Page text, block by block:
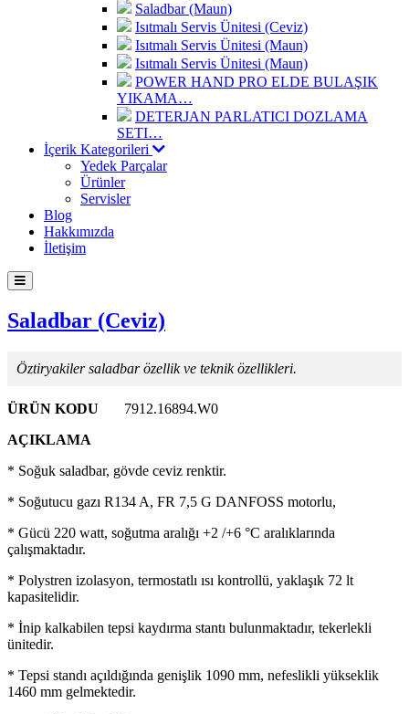
Saladbar (Maun)
Isıtmalı Servis Ünitesi (Ceviz)
Isıtmalı Servis Ünitesi (Maun)
Isıtmalı Servis Ünitesi (Maun)
POWER HAND PRO ELDE BULAŞIK
YIKAMA…
DETERJAN PARLATICI DOZLAMA
SETI…
İçerik Kategorileri
Yedek Parçalar
Ürünler
Servisler
Blog
Hakkımızda
İletişim
Saladbar (Ceviz)
Öztiryakiler saladbar özellik ve teknik özellikleri.
ÜRÜN KODU
7912.16894.W0
AÇIKLAMA
* Soğuk saladbar, gövde ceviz renktir.
* Soğutucu gazı R134 A, FR 7,5 G DANFOSS motorlu,
* Gücü 220 watt, soğutma aralığı +2 /+6 °C aralıklarında
çalışmaktadır.
* Polystren izolasyon, termostatlı ısı kontrollü, yaklaşık 72 lt
kapasitelidir.
* İnip kalkabilen tepsi kaydırma stantı bulunmaktadır, tekerlekli
ünitedir.
* Tepsi standı açıldığında genişlik 1090 mm, nefeslikli yükseklik
1460 mm gelmektedir.